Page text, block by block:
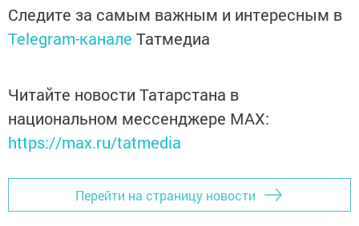
Следите за самым важным и интересным в
Telegram-канале Татмедиа
Читайте новости Татарстана в
национальном мессенджере MАХ:
https://max.ru/tatmedia
Перейти на страницу новости